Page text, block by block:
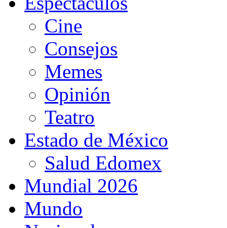
Cine
Consejos
Memes
Opinión
Teatro
Estado de México
Salud Edomex
Mundial 2026
Mundo